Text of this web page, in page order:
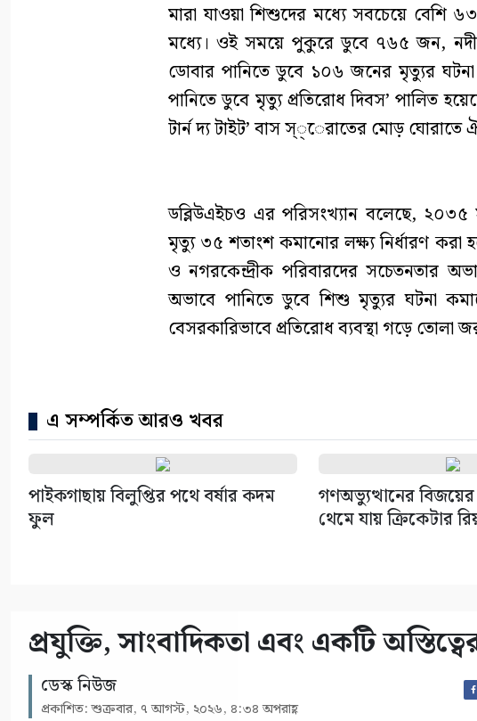
মারা যাওয়া শিশুদের মধ্যে সবচেয়ে
মধ্যে। ওই সময়ে পুকুরে ডুবে ৭৬৫ জন,
ডোবার পানিতে ডুবে ১০৬ জনের মৃত্যুর ঘটনা
পানিতে ডুবে মৃত্যু প্রতিরোধ দিবস’ পালিত
টার্ন দ্য টাইট’ বাস স্্েরাতের মোড় ঘোরাতে
ডব্লিউএইচও এর পরিসংখ্যান বলেছে, ২০৩৫
মৃত্যু ৩৫ শতাংশ কমানোর লক্ষ্য নির্ধারণ করা
ও নগরকেন্দ্রীক পরিবারদের সচেতনতার
অভাবে পানিতে ডুবে শিশু মৃত্যুর ঘটনা
বেসরকারিভাবে প্রতিরোধ ব্যবস্থা গড়ে তোলা
এ সম্পর্কিত আরও খবর
পাইকগাছায় বিলুপ্তির পথে বর্ষার কদম
ফুল
গণঅভ্যুত্থানের বিজয়ের
থেমে যায় ক্রিকেটার
প্রযুক্তি, সাংবাদিকতা এবং একটি
ডেস্ক নিউজ
প্রকাশিত: শুক্রবার, ৭ আগস্ট, ২০২৬, ৪:৩৪ অপরাহ্ণ